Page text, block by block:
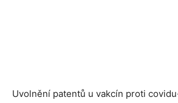
Uvolnění patentů u vakcín proti